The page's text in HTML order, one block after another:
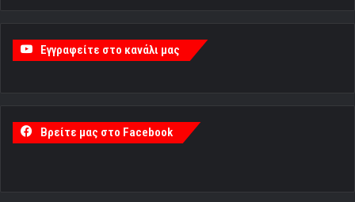
Εγγραφείτε στο κανάλι μας
Βρείτε μας στο Facebook